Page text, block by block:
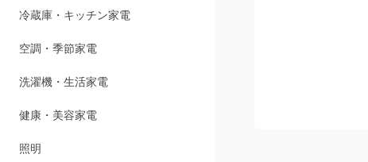
冷蔵庫・キッチン家電
空調・季節家電
洗濯機・生活家電
健康・美容家電